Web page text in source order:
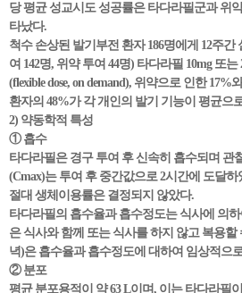
당 평균 성교시도 성공률은 타다라필군과 위
타났다.
척수 손상된 발기부전 환자 186명에게 12주
여 142명, 위약 투여 44명) 타다라필 10mg 또
(flexible dose, on demand), 위약으로 인한
환자의 48%가 각 개인의 발기 기능이 평균으
2) 약동학적 특성
① 흡수
타다라필은 경구 투여 후 신속히 흡수되며 관
(Cmax)는 투여 후 중간값으로 2시간에 도달
절대 생체이용률은 결정되지 않았다.
타다라필의 흡수율과 흡수정도는 식사에 의
은 식사와 함께 또는 식사를 하지 않고 복용할
녁)은 흡수율과 흡수정도에 대하여 임상적으
② 분포
평균 분포용적이 약 63 L이며, 이는 타다라필